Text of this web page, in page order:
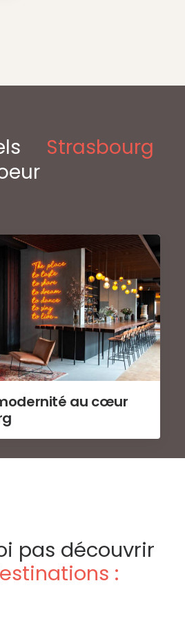
Strasbourg
au cœur
pas découvrir
: